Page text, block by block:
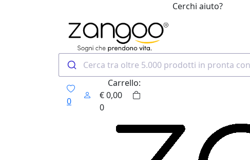
Cerchi aiuto?
0
Carrello:
€0,00
0